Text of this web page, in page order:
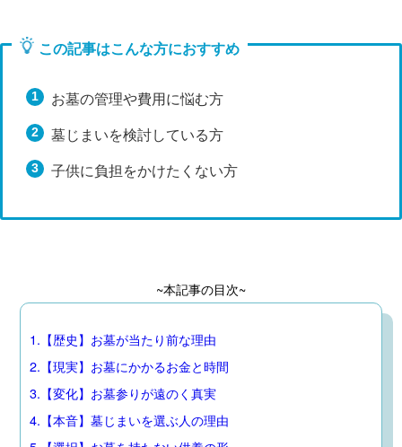
この記事はこんな方におすすめ
お墓の管理や費用に悩む方
墓じまいを検討している方
子供に負担をかけたくない方
~本記事の目次~
1.【歴史】お墓が当たり前な理由
2.【現実】お墓にかかるお金と時間
3.【変化】お墓参りが遠のく真実
4.【本音】墓じまいを選ぶ人の理由